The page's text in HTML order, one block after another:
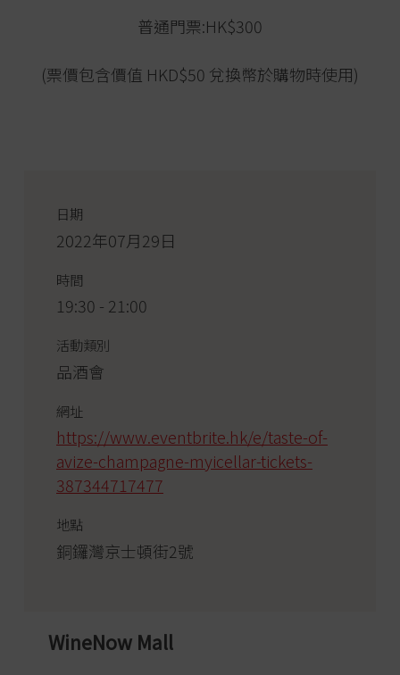
普通門票:HK$300
(票價包含價值 HKD$50 兌換幣於購物時使用)
日期
2022年07月29日
時間
19:30 - 21:00
活動類別
品酒會
網址
https://www.eventbrite.hk/e/taste-of-
avize-champagne-myicellar-tickets-
387344717477
地點
銅鑼灣京士頓街2號
WineNow Mall